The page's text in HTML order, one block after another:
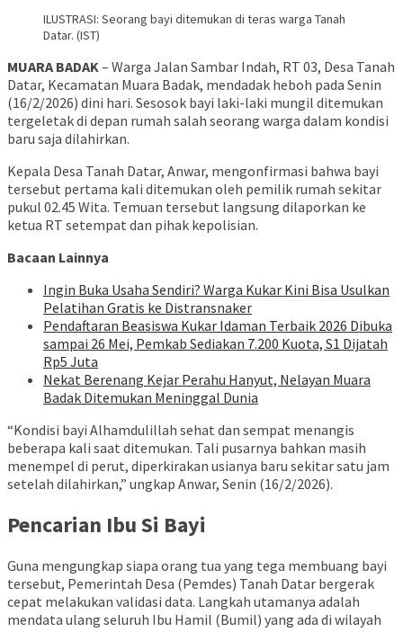
ILUSTRASI: Seorang bayi ditemukan di teras warga Tanah
Datar. (IST)
MUARA BADAK– Warga Jalan Sambar Indah, RT 03, Desa Tanah
Datar, Kecamatan Muara Badak, mendadak heboh pada Senin
(16/2/2026) dini hari. Sesosok bayi laki-laki mungil ditemukan
tergeletak di depan rumah salah seorang warga dalam kondisi
baru saja dilahirkan.
Kepala Desa Tanah Datar, Anwar, mengonfirmasi bahwa bayi
tersebut pertama kali ditemukan oleh pemilik rumah sekitar
pukul 02.45 Wita. Temuan tersebut langsung dilaporkan ke
ketua RT setempat dan pihak kepolisian.
Bacaan Lainnya
Ingin Buka Usaha Sendiri? Warga Kukar Kini Bisa Usulkan
Pelatihan Gratis ke Distransnaker
Pendaftaran Beasiswa Kukar Idaman Terbaik 2026 Dibuka
sampai 26 Mei, Pemkab Sediakan 7.200 Kuota, S1 Dijatah
Rp5 Juta
Nekat Berenang Kejar Perahu Hanyut, Nelayan Muara
Badak Ditemukan Meninggal Dunia
“Kondisi bayi Alhamdulillah sehat dan sempat menangis
beberapa kali saat ditemukan. Tali pusarnya bahkan masih
menempel di perut, diperkirakan usianya baru sekitar satu jam
setelah dilahirkan,” ungkap Anwar, Senin (16/2/2026).
Pencarian Ibu Si Bayi
Guna mengungkap siapa orang tua yang tega membuang bayi
tersebut, Pemerintah Desa (Pemdes) Tanah Datar bergerak
cepat melakukan validasi data. Langkah utamanya adalah
mendata ulang seluruh Ibu Hamil (Bumil) yang ada di wilayah